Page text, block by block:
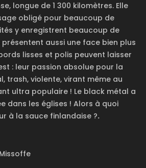
longue de 1 300 kilomètres. Elle
obligé pour beaucoup de
y enregistrent beaucoup de
présentent aussi une face bien plus
lisses et polis peuvent laisser
: leur passion absolue pour la
trash, violente, virant même au
ultra populaire ! Le black métal a
dans les églises ! Alors à quoi
à la sauce finlandaise ?.